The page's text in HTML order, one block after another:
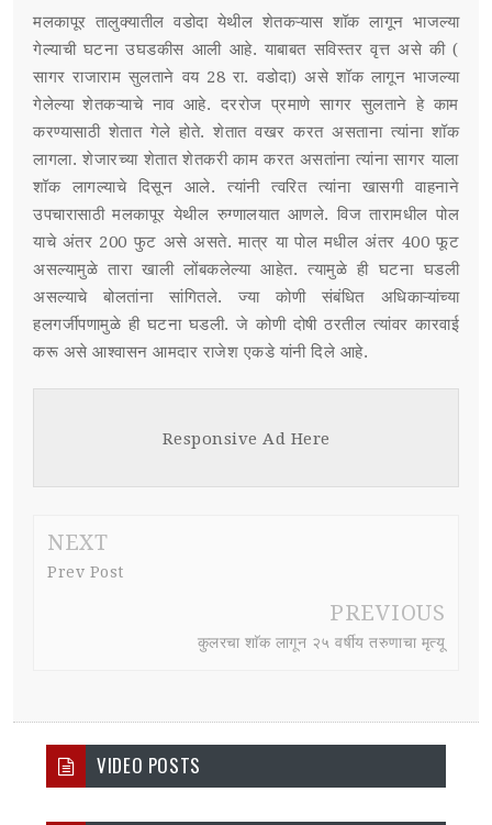
VIDEO POSTS
मलकापूर तालुक्यातील वडोदा येथील शेतकऱ्यास शॉक लागून भाजल्या
गेल्याची घटना उघडकीस आली आहे. याबाबत सविस्तर वृत्त असे की (
सागर राजाराम सुलताने वय 28 रा. वडोदा) असे शॉक लागून भाजल्या
गेलेल्या शेतकऱ्याचे नाव आहे. दररोज प्रमाणे सागर सुलताने हे काम
करण्यासाठी शेतात गेले होते. शेतात वखर करत असताना त्यांना शॉक
लागला. शेजारच्या शेतात शेतकरी काम करत असतांना त्यांना सागर याला
शॉक लागल्याचे दिसून आले. त्यांनी त्वरित त्यांना खासगी वाहनाने
उपचारासाठी मलकापूर येथील रुग्णालयात आणले. विज तारामधील पोल
याचे अंतर 200 फुट असे असते. मात्र या पोल मधील अंतर 400 फूट
असल्यामुळे तारा खाली लोंबकलेल्या आहेत. त्यामुळे ही घटना घडली
असल्याचे बोलतांना सांगितले. ज्या कोणी संबंधित अधिकाऱ्यांच्या
हलगर्जीपणामुळे ही घटना घडली. जे कोणी दोषी ठरतील त्यांवर कारवाई
करू असे आश्वासन आमदार राजेश एकडे यांनी दिले आहे.
Responsive Ad Here
NEXT
Prev Post
PREVIOUS
कुलरचा शाॅक लागून २५ वर्षीय तरुणाचा मृत्यू